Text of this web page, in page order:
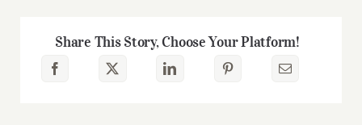
Bibimbap
with
Kimchi
Share This Story, Choose Your Platform!